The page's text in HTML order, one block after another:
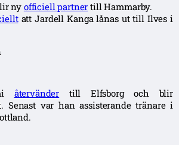
ny officiell partner till Hammarby.
att Jardell Kanga lånas ut till Ilves i
återvänder till Elfsborg och blir
Senast var han assisterande tränare i